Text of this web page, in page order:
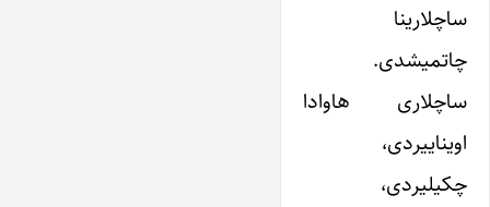
ساچلارینا
چاتمیشدی.
ساچلاری هاوادا
اویناییردی،
چکیلیردی،